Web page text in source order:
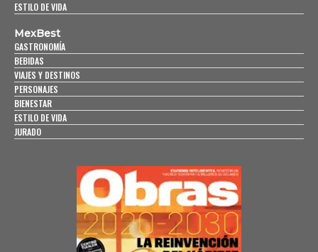
ESTILO DE VIDA
MexBest
GASTRONOMÍA
BEBIDAS
VIAJES Y DESTINOS
PERSONAJES
BIENESTAR
ESTILO DE VIDA
JURADO